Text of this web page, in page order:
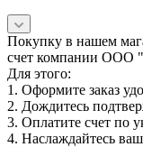
Покупку в нашем
счет компании ООО
Для этого:
1. Оформите заказ
2. Дождитесь
3. Оплатите счет по
4. Наслаждайтесь